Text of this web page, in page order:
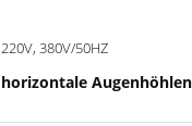
220V, 380V/50HZ
horizontale